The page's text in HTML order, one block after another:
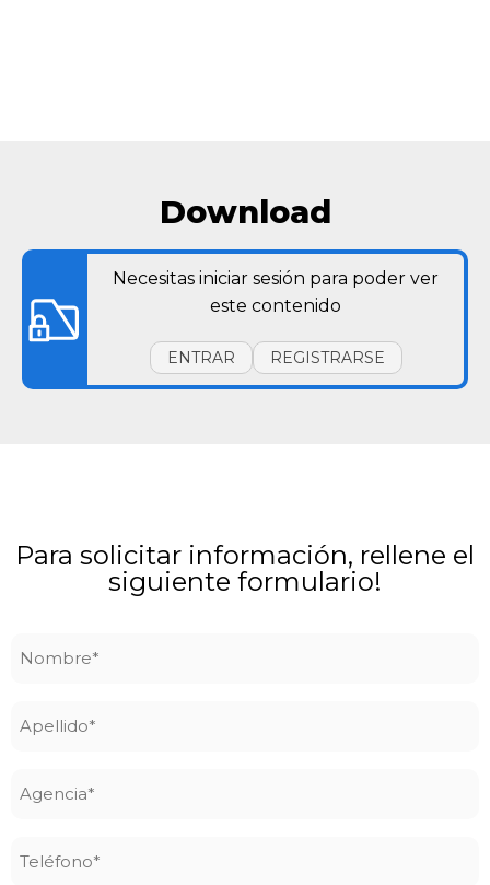
Download
Necesitas iniciar sesión para poder ver
este contenido
ENTRAR REGISTRARSE
Para solicitar información, rellene el
siguiente formulario!